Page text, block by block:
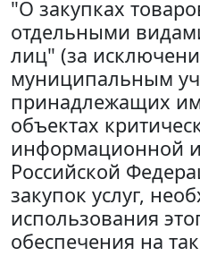
"О закупках
отдельными
лиц" (за
муниципальным
принадлежащих
объектах
информационной
Российской
закупок услуг,
использования
обеспечения на